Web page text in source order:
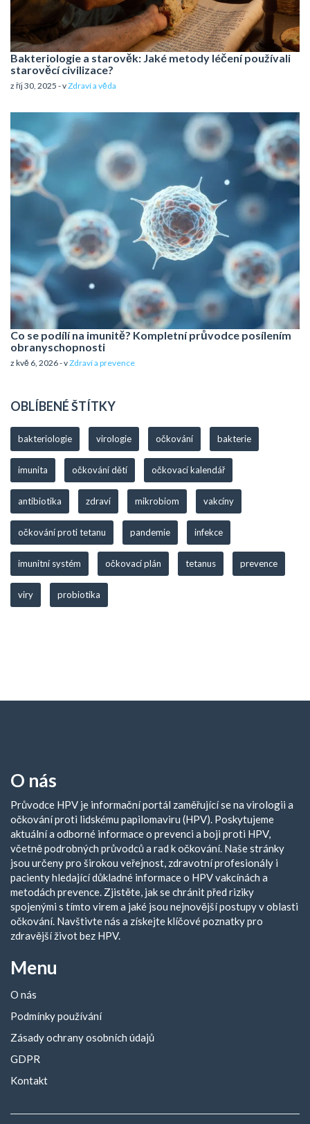
Bakteriologie a starověk: Jaké metody léčení používali
starověcí civilizace?
z říj 30, 2025 - vZdraví a věda
Co se podílí na imunitě? Kompletní průvodce posílením
obranyschopnosti
z kvě 6, 2026 - vZdraví a prevence
OBLÍBENÉ ŠTÍTKY
bakteriologie virologie očkování bakterie
imunita očkování dětí očkovací kalendář
antibiotika zdraví mikrobiom vakcíny
očkování proti tetanu pandemie infekce
imunitní systém očkovací plán tetanus prevence
viry probiotika
O nás
Průvodce HPV je informační portál zaměřující se na virologii a
očkování proti lidskému papilomaviru (HPV). Poskytujeme
aktuální a odborné informace o prevenci a boji proti HPV,
včetně podrobných průvodců a rad k očkování. Naše stránky
jsou určeny pro širokou veřejnost, zdravotní profesionály i
pacienty hledající důkladné informace o HPV vakcínách a
metodách prevence. Zjistěte, jak se chránit před riziky
spojenými s tímto virem a jaké jsou nejnovější postupy v oblasti
očkování. Navštivte nás a získejte klíčové poznatky pro
zdravější život bez HPV.
Menu
O nás
Podmínky používání
Zásady ochrany osobních údajů
GDPR
Kontakt